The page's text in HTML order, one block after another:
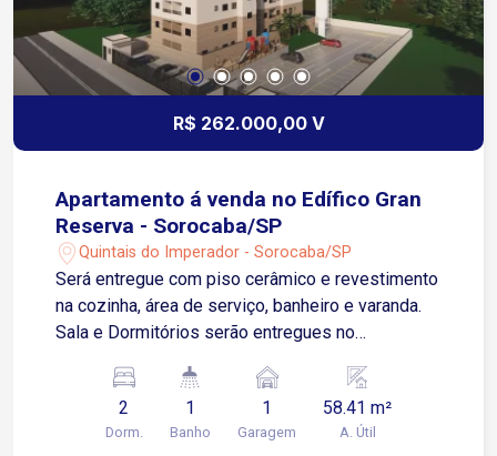
R$ 262.000,00 V
Apartamento á venda no Edífico Gran
Reserva - Sorocaba/SP
Quintais do Imperador - Sorocaba/SP
Será entregue com piso cerâmico e revestimento
na cozinha, área de serviço, banheiro e varanda.
Sala e Dormitórios serão entregues no
Garagem Descoberta e Fixa para um veículo de
pequeno ou médio porte Condomínio: torre única,
2 elevadores, playground, salão de festas.
2
Dorm.
1
Banho
1
Garagem
58.41 m²
A. Útil